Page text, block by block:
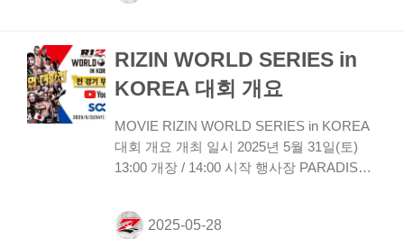
売店 なし - - 再入場 可能 - - 休憩時間 あり -
※イベント都合上、前後する可能性あり 喫
煙所 あり 会場指定の場所 ※人数制限の可
能性あり 試合順 対戦カード RIZIN WORLD
SERIES in KOR...
RIZIN WORLD SERIES in
KOREA 대회 개요
MOVIE RIZIN WORLD SERIES in KOREA
대회 개요 개최 일시 2025년 5월 31일(토)
13:00 개장 / 14:00 시작 행사장 PARADISE
FIGHTING FEDERATION 제작 협력 株式会
社エムアップホールディングス（주식회사